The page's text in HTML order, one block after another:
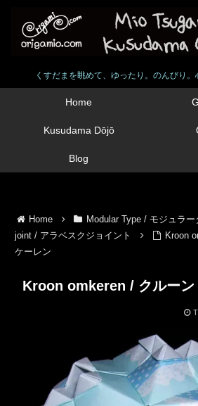
くすだまを眺めて、ゆったり。のんびり。
Home
Kusudama Dōjō
Blog
Home Modular Type / モジュラー
joint / アラベスクジョイント
Kroon
ケーレン
Kroon omkeren / クルーン